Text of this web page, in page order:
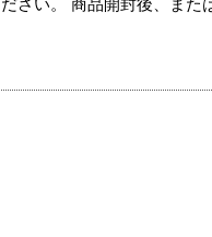
さい。 商品開封後、また